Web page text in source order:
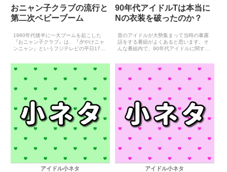
おニャン子クラブの流行と
第二次ベビーブーム
1980年代後半に一大ブームを起こした
『おニャン子クラブ』は、『夕やけニャ
ンニャン』というフジテレビの平日17時
日欠かさず観ることは難しく、おニャン
90年代アイドルTは本当に
Nの衣装を破ったのか？
昔のアイドルが大勢集まって当時の暴露
話をする番組がよくあると思います。そ
んな番組内で、90年代アイドルに関する
しちゅーの最強アイドル大百科』という
アイドル小ネタ アイドル小ネタ